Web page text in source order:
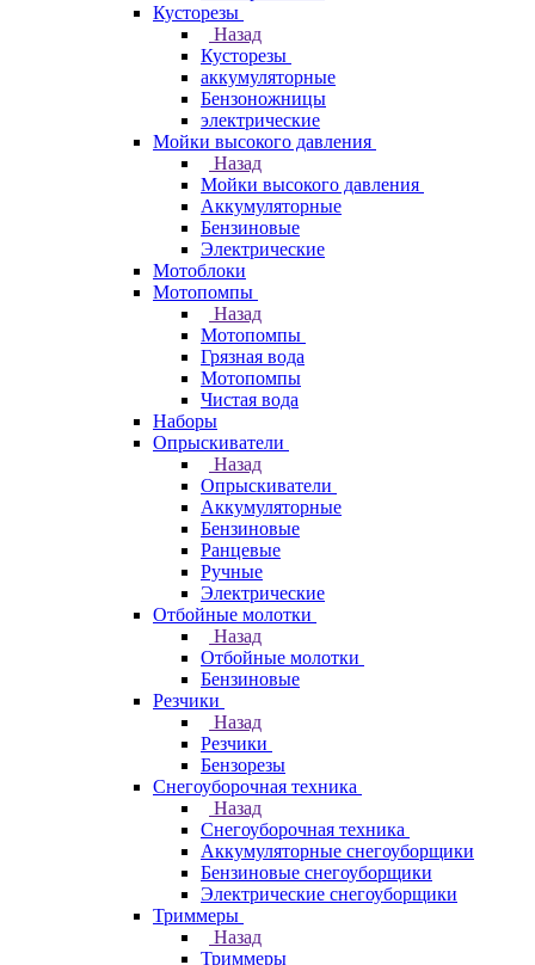
Кусторезы
Назад
Кусторезы
аккумуляторные
Бензоножницы
электрические
Мойки высокого давления
Назад
Мойки высокого давления
Аккумуляторные
Бензиновые
Электрические
Мотоблоки
Мотопомпы
Назад
Мотопомпы
Грязная вода
Мотопомпы
Чистая вода
Наборы
Опрыскиватели
Назад
Опрыскиватели
Аккумуляторные
Бензиновые
Ранцевые
Ручные
Электрические
Отбойные молотки
Назад
Отбойные молотки
Бензиновые
Резчики
Назад
Резчики
Бензорезы
Снегоуборочная техника
Назад
Снегоуборочная техника
Аккумуляторные снегоуборщики
Бензиновые снегоуборщики
Электрические снегоуборщики
Триммеры
Назад
Триммеры